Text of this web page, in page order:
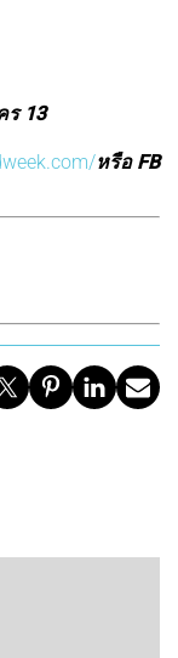
ร 13
หรือ FB